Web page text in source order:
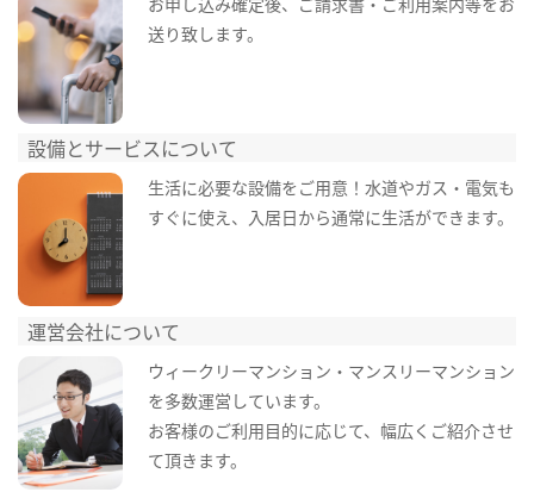
送り致します。
設備とサービスについて
生活に必要な設備をご用意！水道やガス・電気も
すぐに使え、入居日から通常に生活ができます。
運営会社について
ウィークリーマンション・マンスリーマンション
を多数運営しています。
お客様のご利用目的に応じて、幅広くご紹介させ
て頂きます。